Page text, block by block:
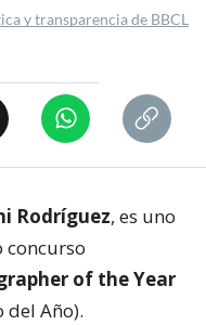
y transparencia de BBCL
Rodríguez, es uno
concurso
of the Year
Año).